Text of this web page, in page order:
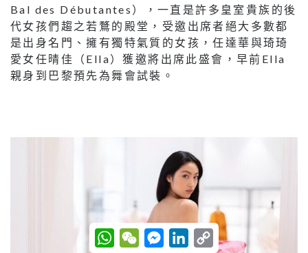
Bal des Débutantes），一直是許多皇室貴族的後
代女孩們趨之若鶩的殿堂，受邀出席者絕大多數都
是出身名門、擁有獨特氣質的女孩，任達華與琦琦
愛女任晴佳（Ella）獲邀將出席此盛會，早前Ella
親身到巴黎預先為舞會試裝。
W
h
W
e
M
e
L
C
o